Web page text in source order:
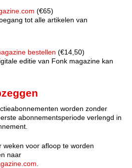
(€65)
tot alle artikelen van
bestellen (€14,50)
editie van Fonk magazine kan
worden zonder
abonnementsperiode verlengd in
weken voor afloop te worden
naar